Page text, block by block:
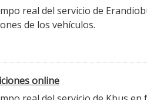
real del servicio de
de los vehículos.
online